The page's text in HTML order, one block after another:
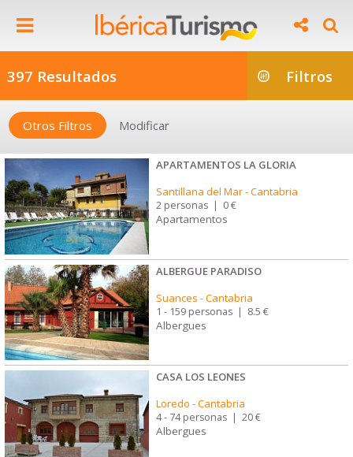
397 Resultados Filtros
Otros Filtros Modificar
APARTAMENTOS LA GLORIA
Santillana del Mar-Cantabria
2 personas | 0 €
Apartamentos
ALBERGUE PARADISO
Suances -Cantabria
1 - 159 personas | 8.5 €
Albergues
CASA LOS LEONES
Loredo -Cantabria
4 - 74 personas 20 €
Albergues